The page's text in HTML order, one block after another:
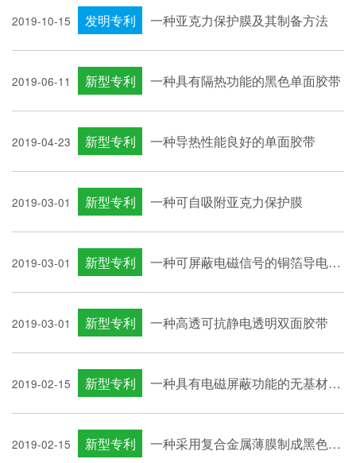
2019-10-15 发明专利 一种亚克力保护膜及其制备方法
2019-06-11 新型专利 一种具有隔热功能的黑色单面胶带
2019-04-23 新型专利 一种导热性能良好的单面胶带
2019-03-01 新型专利 一种可自吸附亚克力保护膜
2019-03-01 新型专利 一种可屏蔽电磁信号的铜箔导电胶带
2019-03-01 新型专利 一种高透可抗静电透明双面胶带
2019-02-15 新型专利 一种具有电磁屏蔽功能的无基材胶带
2019-02-15 新型专利 一种采用复合金属薄膜制成黑色基材的高可塑性、可吸光黑色包边遮光胶带的结构设计